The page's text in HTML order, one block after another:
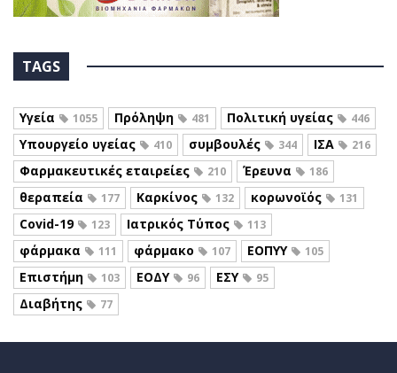
TAGS
Υγεία 1055 Πρόληψη 481 Πολιτική υγείας 446
Υπουργείο υγείας 410 συμβουλές 344 ΙΣΑ 216
Φαρμακευτικές εταιρείες 210 Έρευνα 186
θεραπεία 177 Καρκίνος 132 κορωνοϊός 131
Covid-19 123 Ιατρικός Τύπος 113
φάρμακα 111 φάρμακο 107 ΕΟΠΥΥ 105
Επιστήμη 103 ΕΟΔΥ 96 ΕΣΥ 95
Διαβήτης 77